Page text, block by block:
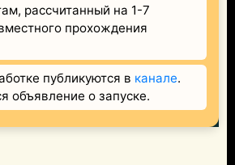
рассчитанный на 1-7
прохождения
публикуются в канале.
объявление о запуске.